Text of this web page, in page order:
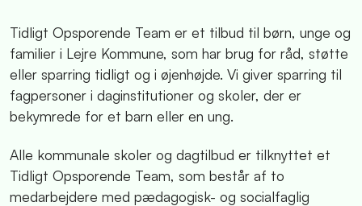
Tidligt Opsporende Team er et tilbud til børn, unge og
familier i Lejre Kommune, som har brug for råd, støtte
eller sparring tidligt og i øjenhøjde. Vi giver sparring til
fagpersoner i daginstitutioner og skoler, der er
bekymrede for et barn eller en ung.
Alle kommunale skoler og dagtilbud er tilknyttet et
Tidligt Opsporende Team, som består af to
medarbejdere med pædagogisk- og socialfaglig